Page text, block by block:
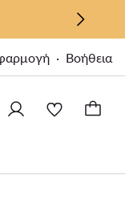
Βοήθεια